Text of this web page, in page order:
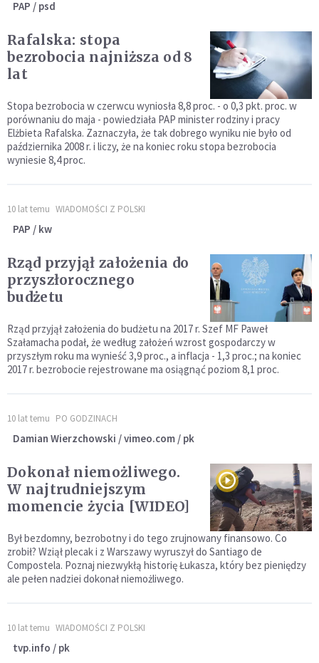
PAP / psd
Rafalska: stopa
bezrobocia najniższa od 8
lat
Stopa bezrobocia w czerwcu wyniosła 8,8 proc. - o 0,3 pkt. proc. w
porównaniu do maja - powiedziała PAP minister rodziny i pracy
Elżbieta Rafalska. Zaznaczyła, że tak dobrego wyniku nie było od
października 2008 r. i liczy, że na koniec roku stopa bezrobocia
wyniesie 8,4 proc.
10 lat temu WIADOMOŚCI Z POLSKI
PAP / kw
Rząd przyjął założenia do
przyszłorocznego
budżetu
Rząd przyjął założenia do budżetu na 2017 r. Szef MF Paweł
Szałamacha podał, że według założeń wzrost gospodarczy w
przyszłym roku ma wynieść 3,9 proc., a inflacja - 1,3 proc.; na koniec
2017 r. bezrobocie rejestrowane ma osiągnąć poziom 8,1 proc.
10 lat temu PO GODZINACH
Damian Wierzchowski / vimeo.com / pk
Dokonał niemożliwego.
W najtrudniejszym
momencie życia [WIDEO]
Był bezdomny, bezrobotny i do tego zrujnowany finansowo. Co
zrobił? Wziął plecak i z Warszawy wyruszył do Santiago de
Compostela. Poznaj niezwykłą historię Łukasza, który bez pieniędzy
ale pełen nadziei dokonał niemożliwego.
10 lat temu WIADOMOŚCI Z POLSKI
tvp.info / pk